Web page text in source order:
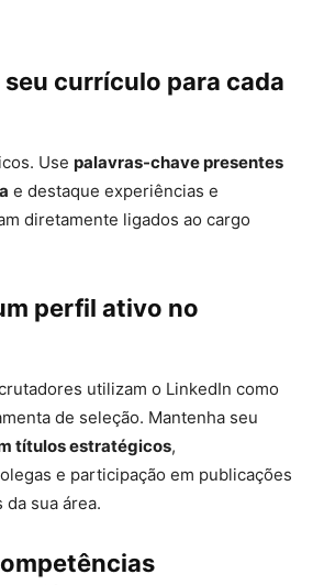
seu currículo para cada
Use palavras-chave presentes
e destaque experiências e
diretamente ligados ao cargo
perfil ativo no
utilizam o LinkedIn como
de seleção. Mantenha seu
títulos estratégicos,
e participação em publicações
sua área.